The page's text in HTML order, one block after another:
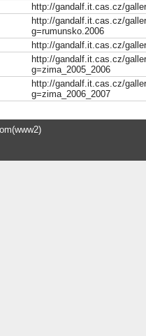
http://gandalf.it.cas.cz/
http://gandalf.it.cas.cz/
g=rumunsko.2006
http://gandalf.it.cas.cz/
http://gandalf.it.cas.cz/
g=zima_2005_2006
http://gandalf.it.cas.cz/
g=zima_2006_2007